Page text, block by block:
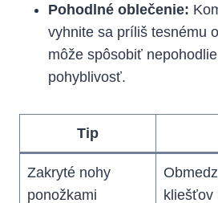
Pohodlné oblečenie:
vyhnite sa ⁤príliš tesnému⁣
⁢môže spôsobiť
pohyblivosť.
Tip
Zakryté nohy⁢
ponožkami
kliešťov​